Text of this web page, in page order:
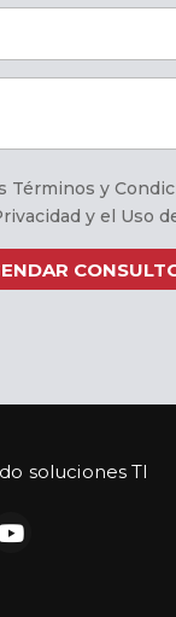
Términos y
y el Uso
soluciones TI